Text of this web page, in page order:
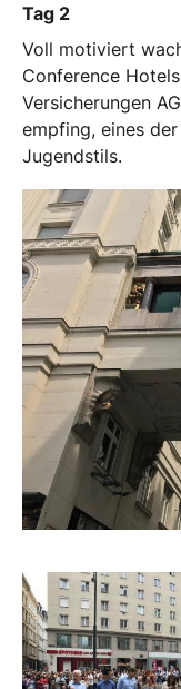
Tag 2
Voll motiviert
Conference
Versicherungen
empfing, eines
Jugendstils.